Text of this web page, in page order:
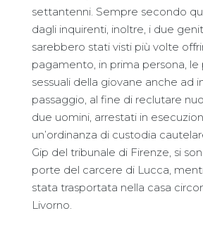
settantenni. Sempre secondo
dagli inquirenti, inoltre, i due
sarebbero stati visti più volte
pagamento, in prima persona, le
sessuali della giovane anche ad
passaggio, al fine di reclutare
due uomini, arrestati in
un’ordinanza di custodia
Gip del tribunale di Firenze, si
porte del carcere di Lucca,
stata trasportata nella casa
Livorno.